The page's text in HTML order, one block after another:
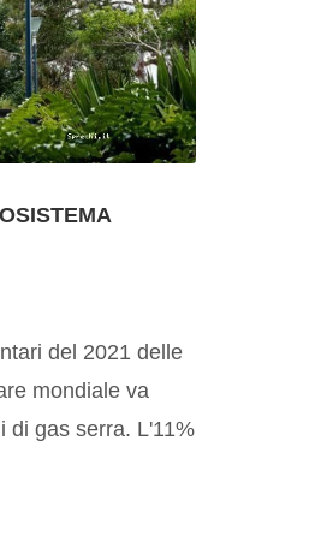
del 2021 delle
mondiale va
di gas serra. L'11%